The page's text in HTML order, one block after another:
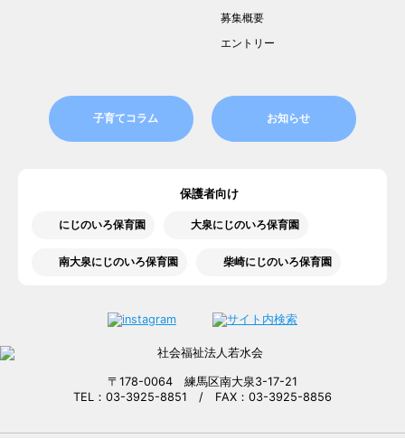
募集概要
エントリー
子育てコラム お知らせ
保護者向け
にじのいろ保育園 大泉にじのいろ保育園
南大泉にじのいろ保育園 柴崎にじのいろ保育園
〒178-0064 練馬区南大泉3-17-21
TEL：03-3925-8851 / FAX：03-3925-8856